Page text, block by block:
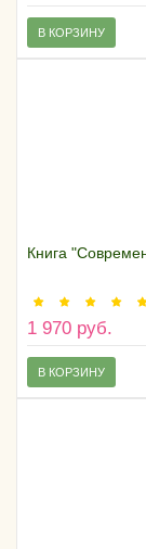
В КОРЗИНУ
Книга
1 970 руб.
В КОРЗИНУ